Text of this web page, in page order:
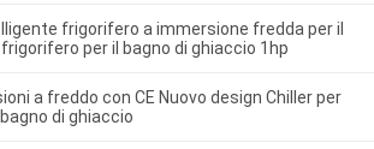
frigorifero a immersione fredda per il
per il bagno di ghiaccio 1hp
a freddo con CE Nuovo design Chiller per
di ghiaccio